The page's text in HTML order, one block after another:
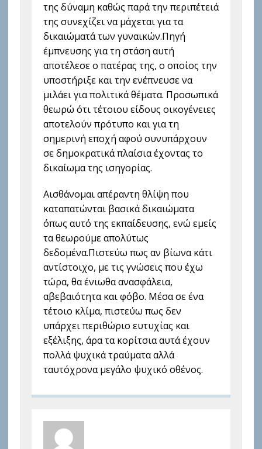
της δύναμη καθώς παρά την περιπέτειά
της συνεχίζει να μάχεται για τα
δικαιώματά των γυναικών.Πηγή
έμπνευσης για τη στάση αυτή
αποτέλεσε ο πατέρας της, ο οποίος την
υποστήριξε και την ενέπνευσε να
μιλάει για πολιτικά θέματα. Προσωπικά
θεωρώ ότι τέτοιου είδους οικογένειες
αποτελούν πρότυπο και για τη
σημερινή εποχή αφού συνυπάρχουν
σε δημοκρατικά πλαίσια έχοντας το
δικαίωμα της ισηγορίας.
Αισθάνομαι απέραντη θλίψη που
καταπατώνται βασικά δικαιώματα
όπως αυτό της εκπαίδευσης, ενώ εμείς
τα θεωρούμε απολύτως
δεδομένα.Πιστεύω πως αν βίωνα κάτι
αντίστοιχο, με τις γνώσεις που έχω
τώρα, θα ένιωθα ανασφάλεια,
αβεβαιότητα και φόβο. Μέσα σε ένα
τέτοιο κλίμα, πιστεύω πως δεν
υπάρχει περιθώριο ευτυχίας και
εξέλιξης, άρα τα κορίτσια αυτά έχουν
πολλά ψυχικά τραύματα αλλά
ταυτόχρονα μεγάλο ψυχικό σθένος.